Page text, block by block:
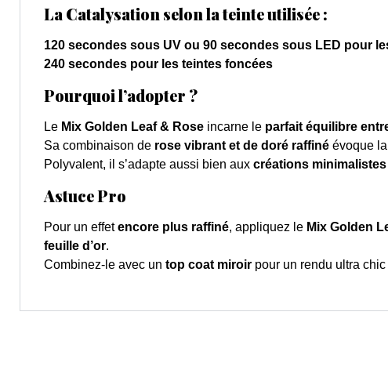
La Catalysation selon la teinte utilisée :
120 secondes sous UV ou 90 secondes sous LED pour
240 secondes pour les teintes foncées
Pourquoi l’adopter ?
Le Mix Golden Leaf & Rose incarne le parfait équilibre
Sa combinaison de rose vibrant et de doré raffiné évoque
Polyvalent, il s’adapte aussi bien aux créations minimalistes
Astuce Pro
Pour un effetencore plus raffiné, appliquez le Mix Golden
feuille d’or.
Combinez-le avec un top coat miroir pour un rendu ultra